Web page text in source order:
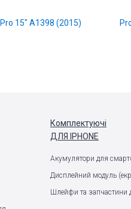
Pro 15" A1398 (2015)
Комплектуючі
ДЛЯ IPHONE
Акумулятори для
Дисплейний модуль
Шлейфи та запчастини